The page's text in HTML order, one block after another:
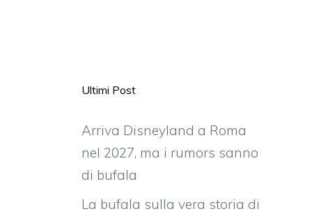
Ultimi Post
Arriva Disneyland a Roma
nel 2027, ma i rumors sanno
di bufala
La bufala sulla vera storia di